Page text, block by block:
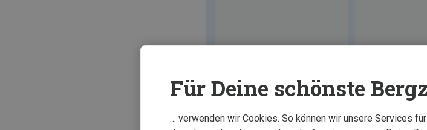
Für Deine schönste
… verwenden wir Cookies. So können wir unsere Services